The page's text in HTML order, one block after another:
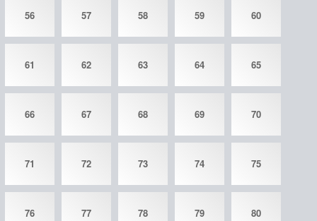
56 57 58 59 60
61 62 63 64 65
66 67 68 69 70
71 72 73 74 75
76 77 78 79 80